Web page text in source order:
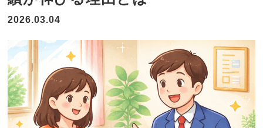
2026.03.04